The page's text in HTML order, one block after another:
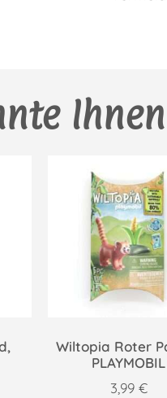
Wiltopia Roter
PLAYMOBIL
3,99 €